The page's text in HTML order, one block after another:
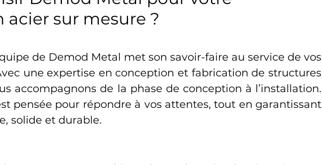
acier sur mesure ?
de Demod Metal met son savoir-faire au service de vos
une expertise en conception et fabrication de structures
accompagnons de la phase de conception à l’installation.
pensée pour répondre à vos attentes, tout en garantissant
solide et durable.